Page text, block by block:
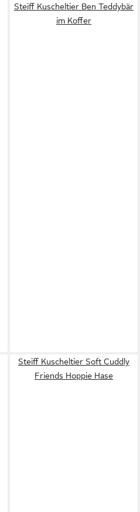
Steiff Kuscheltier Ben Teddybär
im Koffer
Steiff Kuscheltier Soft Cuddly
Friends Hoppie Hase